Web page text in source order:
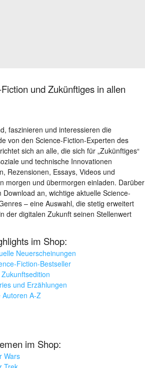
und Zukünftiges in allen
faszinieren und interessieren die
von den Science-Fiction-Experten des
sich an alle, die sich für „Zukünftiges“
und technische Innovationen
Rezensionen, Essays, Videos und
morgen und übermorgen einladen. Darüber
an, wichtige aktuelle Science-
– eine Auswahl, die stetig erweitert
der digitalen Zukunft seinen Stellenwert
im Shop:
Neuerscheinungen
Fiction-Bestseller
Zukunftsedition
und Erzählungen
Autoren A-Z
im Shop:
Wars